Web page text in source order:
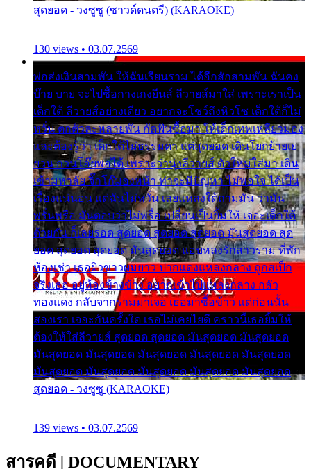
สุดยอด - วงซูซู (ซาวด์ดนตรี) (KARAOKE)
130 views • 03.07.2569
พ่อส่งเงินสามพัน ให้ฉันเรียนราม ได้อีกสักสามพัน ฉันคง
บ๊าย บาย จะไปซื้อกางเกงยีนส์ ลีวายส์มาใส่ เพราะเราเป็น
เด็กใต้ ลีวายส์อย่างเดียว อยากจะโชว์ถึงหิวโซ เด็กใต้ก็ไม่
หวั่น ตกตัวละหลายพัน กัดฟันซื้อมา ให้เด็กเทพเหลียวมอง
และต้องรู้ว่า เด็กใต้ไม่ธรรมดา แต่สุดยอด เดินโยกย้ายเย
ยวน กวนโอ๊ยพอได้ เพราะว่านุ่งลีวายส์ ตัวใหม่ใส่มา เดิน
เข้ามหาลัย จิ๊กโก๊มองหน้า ท่าจะมีปัญหา ไม่พอใจ ได้เป็น
เรื่องแน่นอน แต่ฉันไม่หวั่น เลยแหลงใต้ถามมัน ว่ามัน
พรั่นพรือ มันตอบว่าไม่พรื่อ เปลี่ยนเป็นยิ้มให้ เจอะเด็กใต้
ด้วยกัน ก็เลยรอด สุดยอด สุดยอด สุดยอด มันสุดยอด สุด
ยอด สุดยอด สุดยอด มันสุดยอด แอบหลงรักสาวราม ที่พัก
ห้องเช่า เธอผิวขาวผมยาว ปากแดงแหลงกลาง ถูกสเป็ก
จริงเธอ อยู่ห้องข้างข้าง อยากเข้าไปแหลงกลาง กลัว
ทองแดง กลับจากรามมาเจอ เธอมาซื้อข้าว แต่ก่อนนั้น
สองเรา เจอะกันครั้งใด เธอไม่เคยไยดี คราวนี้เธอยิ้มให้
ต้องให้ใส่ลีวายส์ สุดยอด สุดยอด มันสุดยอด มันสุดยอด
มันสุดยอด มันสุดยอด มันสุดยอด มันสุดยอด มันสุดยอด
มันสุดยอด มันสุดยอด มันสุดยอด มันสุดยอด มันสุดยอด
สุดยอด - วงซูซู (KARAOKE)
139 views • 03.07.2569
สารคดี | DOCUMENTARY